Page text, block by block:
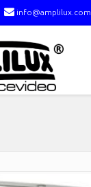
info@amplilux.com